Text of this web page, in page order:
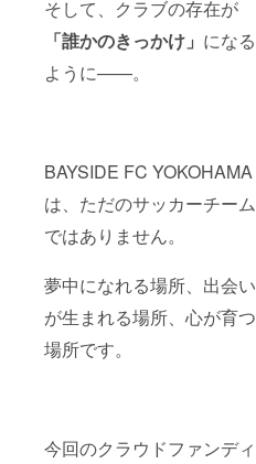
そして、クラブの存在が
「誰かのきっかけ」 になる
ように——。
BAYSIDE FC YOKOHAMA
は、ただのサッカーチーム
ではありません。
夢中になれる場所、出会い
が生まれる場所、心が育つ
場所です。
今回のクラウドファンディ